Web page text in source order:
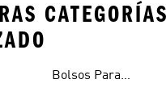
Bolsos Para